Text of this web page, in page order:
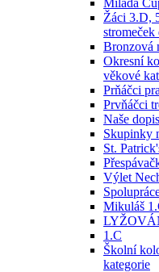
Milada
Žáci 3.D,
stromeček
Bronzová
Okresní
věkové
Prňáčci
Prvňáčci
Naše
Skupinky
St.
Výlet
Mikuláš
1.C
Školní
kategorie